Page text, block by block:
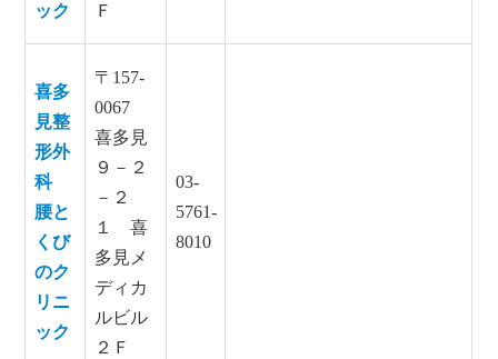
ック
Ｆ
喜多
見整
形外
科
腰と
くび
のク
リニ
ック
〒157-
0067
喜多見
９－２
－２
１ 喜
多見メ
ディカ
ルビル
２Ｆ
03-
5761-
8010